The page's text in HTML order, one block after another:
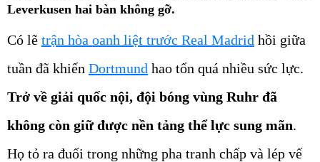
Leverkusen hai bàn không gỡ.
Có lẽ trận hòa oanh liệt trước Real Madrid hồi giữa
tuần đã khiến Dortmund hao tổn quá nhiều sức lực.
Trở về giải quốc nội, đội bóng vùng Ruhr đã
không còn giữ được nền tảng thể lực sung mãn.
Họ tỏ ra đuối trong những pha tranh chấp và lép vế